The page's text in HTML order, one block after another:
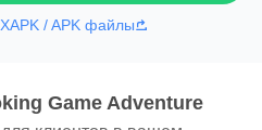
XAPK / APK файлы
Game Adventure